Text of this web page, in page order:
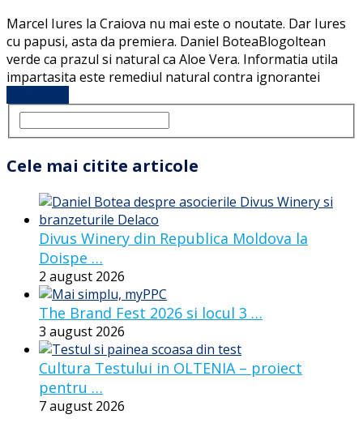
Marcel Iures la Craiova nu mai este o noutate. Dar Iures
cu papusi, asta da premiera. Daniel BoteaBlogoltean
verde ca prazul si natural ca Aloe Vera. Informatia utila
impartasita este remediul natural contra ignorantei
Cele mai citite articole
Divus Winery din Republica Moldova la
Doispe …
2 august 2026
The Brand Fest 2026 si locul 3 …
3 august 2026
Cultura Testului in OLTENIA – proiect
pentru …
7 august 2026